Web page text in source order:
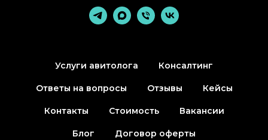
Услуги авитолога Консалтинг
Ответы на вопросы Отзывы Кейсы
Контакты Стоимость Вакансии
Блог Договор оферты